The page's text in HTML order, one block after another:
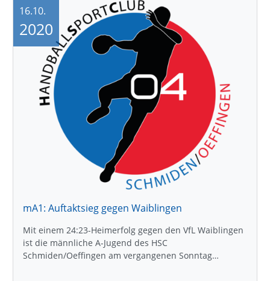
mA1: Auftaktsieg gegen Waiblingen
Mit einem 24:23-Heimerfolg gegen den VfL Waiblingen
ist die männliche A-Jugend des HSC
Schmiden/Oeffingen am vergangenen Sonntag…
16.10.
2020